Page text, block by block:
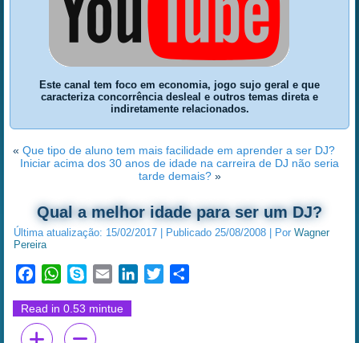
Este canal tem foco em economia, jogo sujo geral e que
caracteriza concorrência desleal e outros temas direta e
indiretamente relacionados.
«Que tipo de aluno tem mais facilidade em aprender a ser DJ?
Iniciar acima dos 30 anos de idade na carreira de DJ não seria
tarde demais?»
Qual a melhor idade para ser um DJ?
Última atualização: 15/02/2017 Publicado 25/08/2008 Por Wagner
Pereira
FacebookWhatsApp
Skype Email LinkedInTwitter
Read in 0.53 mintue